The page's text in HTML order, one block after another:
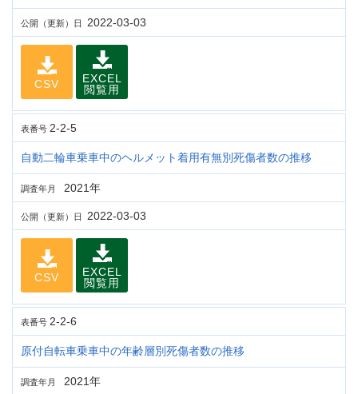
公開（更新）日 2022-03-03
CSV
EXCEL
閲覧用
表番号 2-2-5
自動二輪車乗車中のヘルメット着用有無別死傷者数の推移
調査年月 2021年
公開（更新）日 2022-03-03
CSV
EXCEL
閲覧用
表番号 2-2-6
原付自転車乗車中の年齢層別死傷者数の推移
調査年月 2021年